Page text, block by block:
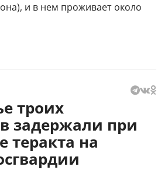
и в нем проживает около
троих
задержали при
теракта на